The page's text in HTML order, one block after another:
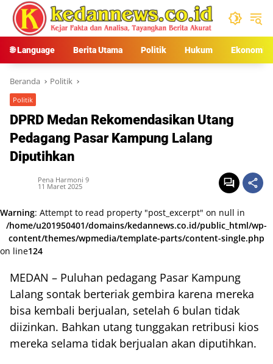
Langsung
konten
🌐 Language Berita Utama Politik Hukum Ekonomi
Beranda Politik
Politik
DPRD Medan Rekomendasikan Utang
Pedagang Pasar Kampung Lalang
Diputihkan
Pena Harmoni 9
11 Maret 2025
Warning: Attempt to read property "post_excerpt" on null in
/home/u201950401/domains/kedannews.co.id/public_html/wp-
content/themes/wpmedia/template-parts/content-single.php
on line124
MEDAN – Puluhan pedagang Pasar Kampung
Lalang sontak berteriak gembira karena mereka
bisa kembali berjualan, setelah 6 bulan tidak
diizinkan. Bahkan utang tunggakan retribusi kios
mereka selama tidak berjualan akan diputihkan.